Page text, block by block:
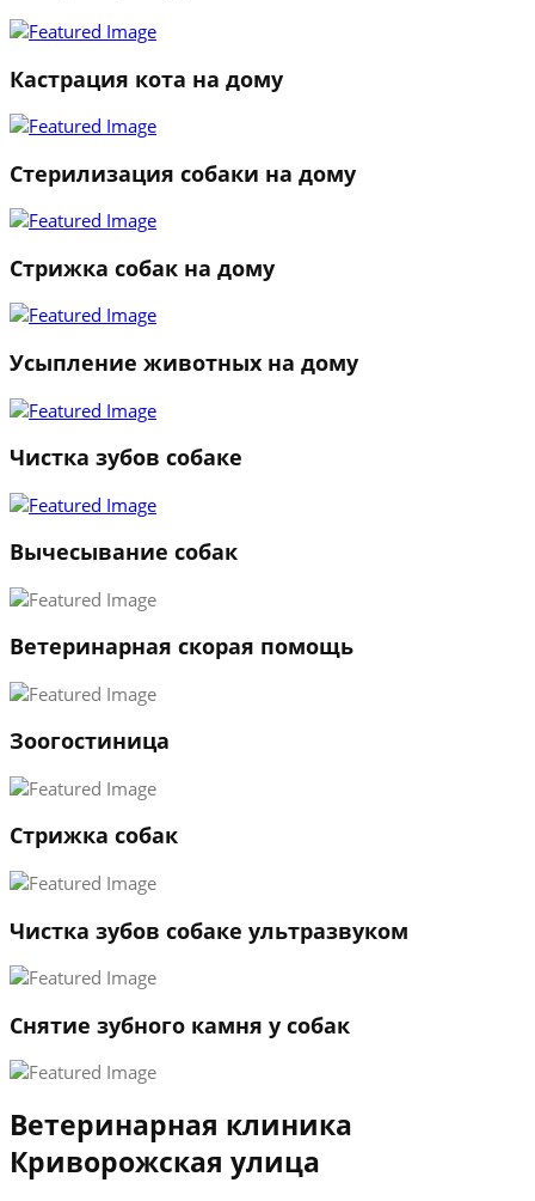
2
→
Кастрация кота на дому
Стерилизация собаки на дому
Стрижка собак на дому
Усыпление животных на дому
Чистка зубов собаке
Вычесывание собак
Ветеринарная скорая помощь
Зоогостиница
Стрижка собак
Чистка зубов собаке ультразвуком
Снятие зубного камня у собак
Ветеринарная клиника
Криворожская улица